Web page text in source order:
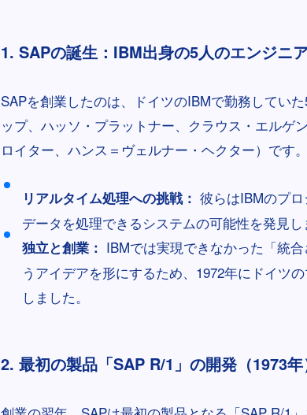
1. SAPの誕生：IBM出身の5人のエンジニ
SAPを創業したのは、ドイツのIBMで勤務してい
ップ、ハッソ・プラットナー、クラウス・エルゲ
ロイター、ハンス＝ヴェルナー・ヘクター）です。
リアルタイム処理への挑戦： 彼らはIBMのプ
データを処理できるシステムの可能性を発見し
独立と創業： IBMでは実現できなかった「統
うアイデアを形にするため、1972年にドイツ
しました。
2. 最初の製品「SAP R/1」の開発（1973年